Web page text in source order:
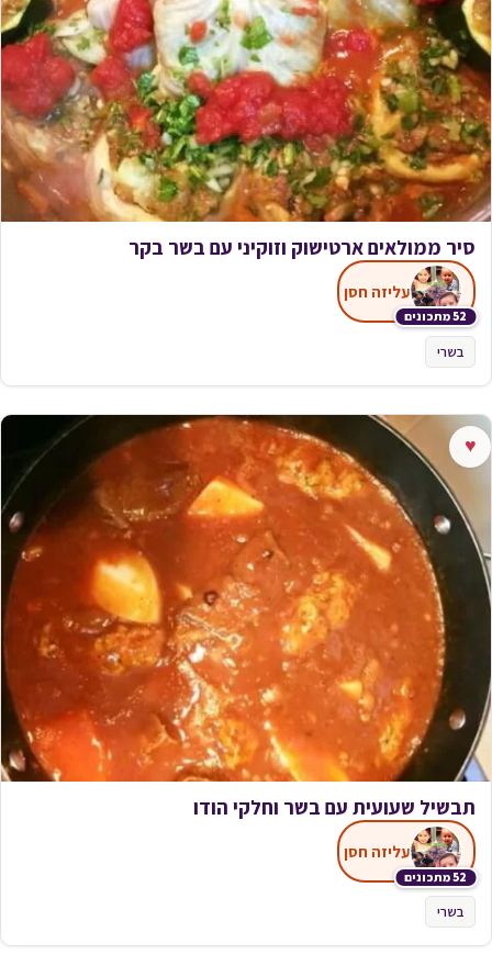
סיר ממולאים ארטישוק וזוקיני עם בשר בקר
52 מתכונים
עליזה חסן
בשרי
♥
תבשיל שעועית עם בשר וחלקי הודו
52 מתכונים
עליזה חסן
בשרי